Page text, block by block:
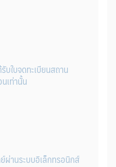
บใบจดทะเบียนสถาน
เท่านั้น
ผ่านระบบอิเล็กทรอนิกส์